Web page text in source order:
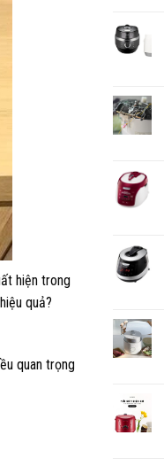
hiện trong
quả?
quan trọng